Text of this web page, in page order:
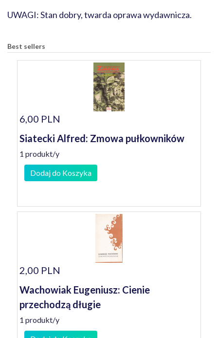
UWAGI: Stan dobry, twarda oprawa wydawnicza.
Best sellers
6,00 PLN
Siatecki Alfred: Zmowa pułkowników
1 produkt/y
Dodaj do Koszyka
2,00 PLN
Wachowiak Eugeniusz: Cienie
przechodzą długie
1 produkt/y